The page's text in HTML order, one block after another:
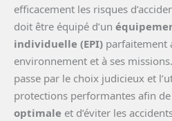
efficacement les risques
doit être équipé d’un
individuelle (EPI) parfaitement
environnement et à ses
passe par le choix judicieux et
protections performantes afin
optimale et d’éviter les